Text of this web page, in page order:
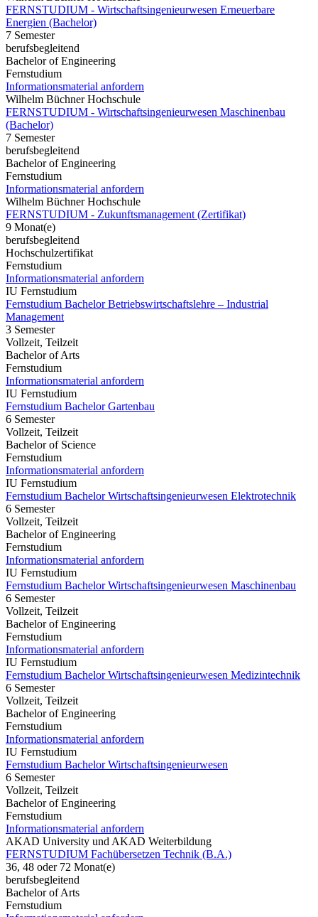
FERNSTUDIUM - Wirtschaftsingenieurwesen Erneuerbare
Energien (Bachelor)
7 Semester
berufsbegleitend
Bachelor of Engineering
Fernstudium
Informationsmaterial anfordern
Wilhelm Büchner Hochschule
FERNSTUDIUM - Wirtschaftsingenieurwesen Maschinenbau
(Bachelor)
7 Semester
berufsbegleitend
Bachelor of Engineering
Fernstudium
Informationsmaterial anfordern
Wilhelm Büchner Hochschule
FERNSTUDIUM - Zukunftsmanagement (Zertifikat)
9 Monat(e)
berufsbegleitend
Hochschulzertifikat
Fernstudium
Informationsmaterial anfordern
IU Fernstudium
Fernstudium Bachelor Betriebswirtschaftslehre – Industrial
Management
3 Semester
Vollzeit, Teilzeit
Bachelor of Arts
Fernstudium
Informationsmaterial anfordern
IU Fernstudium
Fernstudium Bachelor Gartenbau
6 Semester
Vollzeit, Teilzeit
Bachelor of Science
Fernstudium
Informationsmaterial anfordern
IU Fernstudium
Fernstudium Bachelor Wirtschaftsingenieurwesen Elektrotechnik
6 Semester
Vollzeit, Teilzeit
Bachelor of Engineering
Fernstudium
Informationsmaterial anfordern
IU Fernstudium
Fernstudium Bachelor Wirtschaftsingenieurwesen Maschinenbau
6 Semester
Vollzeit, Teilzeit
Bachelor of Engineering
Fernstudium
Informationsmaterial anfordern
IU Fernstudium
Fernstudium Bachelor Wirtschaftsingenieurwesen Medizintechnik
6 Semester
Vollzeit, Teilzeit
Bachelor of Engineering
Fernstudium
Informationsmaterial anfordern
IU Fernstudium
Fernstudium Bachelor Wirtschaftsingenieurwesen
6 Semester
Vollzeit, Teilzeit
Bachelor of Engineering
Fernstudium
Informationsmaterial anfordern
AKAD University und AKAD Weiterbildung
FERNSTUDIUM Fachübersetzen Technik (B.A.)
36, 48 oder 72 Monat(e)
berufsbegleitend
Bachelor of Arts
Fernstudium